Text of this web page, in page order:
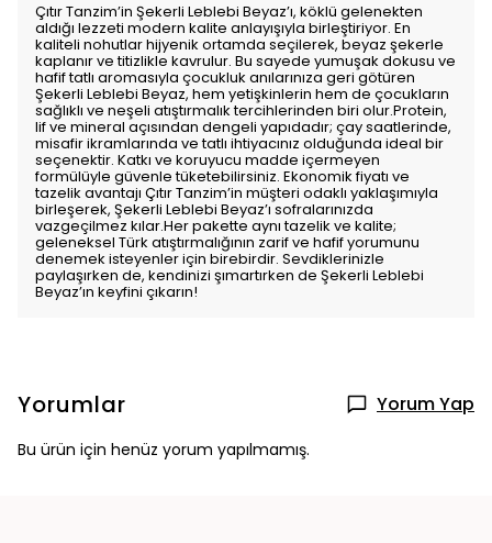
Çıtır Tanzim’in Şekerli Leblebi Beyaz’ı, köklü gelenekten
aldığı lezzeti modern kalite anlayışıyla birleştiriyor. En
kaliteli nohutlar hijyenik ortamda seçilerek, beyaz şekerle
kaplanır ve titizlikle kavrulur. Bu sayede yumuşak dokusu ve
hafif tatlı aromasıyla çocukluk anılarınıza geri götüren
Şekerli Leblebi Beyaz, hem yetişkinlerin hem de çocukların
sağlıklı ve neşeli atıştırmalık tercihlerinden biri olur.Protein,
lif ve mineral açısından dengeli yapıdadır; çay saatlerinde,
misafir ikramlarında ve tatlı ihtiyacınız olduğunda ideal bir
seçenektir. Katkı ve koruyucu madde içermeyen
formülüyle güvenle tüketebilirsiniz. Ekonomik fiyatı ve
tazelik avantajı Çıtır Tanzim’in müşteri odaklı yaklaşımıyla
birleşerek, Şekerli Leblebi Beyaz’ı sofralarınızda
vazgeçilmez kılar.Her pakette aynı tazelik ve kalite;
geleneksel Türk atıştırmalığının zarif ve hafif yorumunu
denemek isteyenler için birebirdir. Sevdiklerinizle
paylaşırken de, kendinizi şımartırken de Şekerli Leblebi
Beyaz’ın keyfini çıkarın!
Yorumlar Yorum Yap
Bu ürün için henüz yorum yapılmamış.